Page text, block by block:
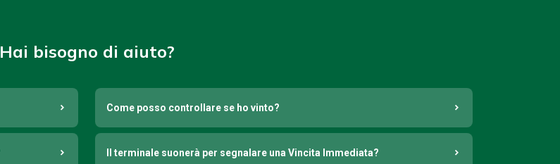
Hai bisogno di aiuto?
Come posso controllare se ho vinto?
Il terminale suonerà per segnalare una Vincita Immediata?